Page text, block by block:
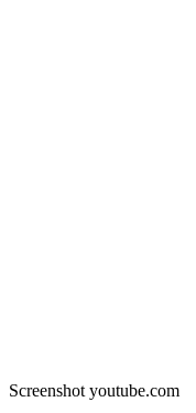
Screenshot youtube.com